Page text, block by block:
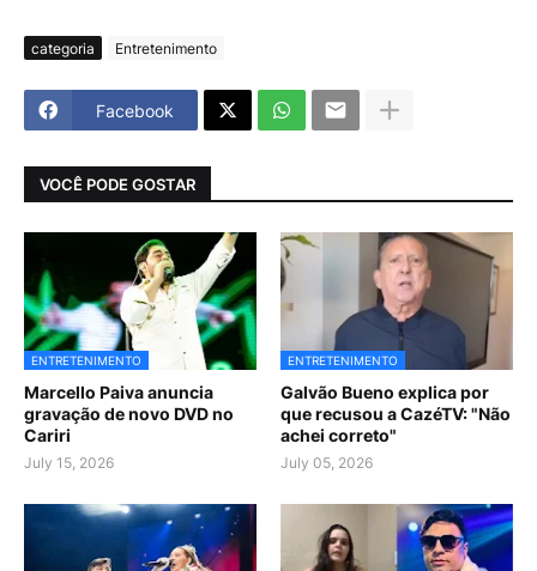
categoria Entretenimento
Facebook
VOCÊ PODE GOSTAR
ENTRETENIMENTO
Marcello Paiva anuncia
gravação de novo DVD no
Cariri
July 15, 2026
ENTRETENIMENTO
Galvão Bueno explica por
que recusou a CazéTV: "Não
achei correto"
July 05, 2026